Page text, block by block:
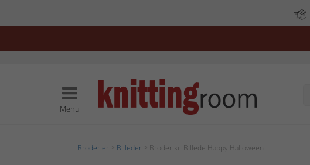
Menu
Broderier Billeder > Broderikit Billede Happy Halloween